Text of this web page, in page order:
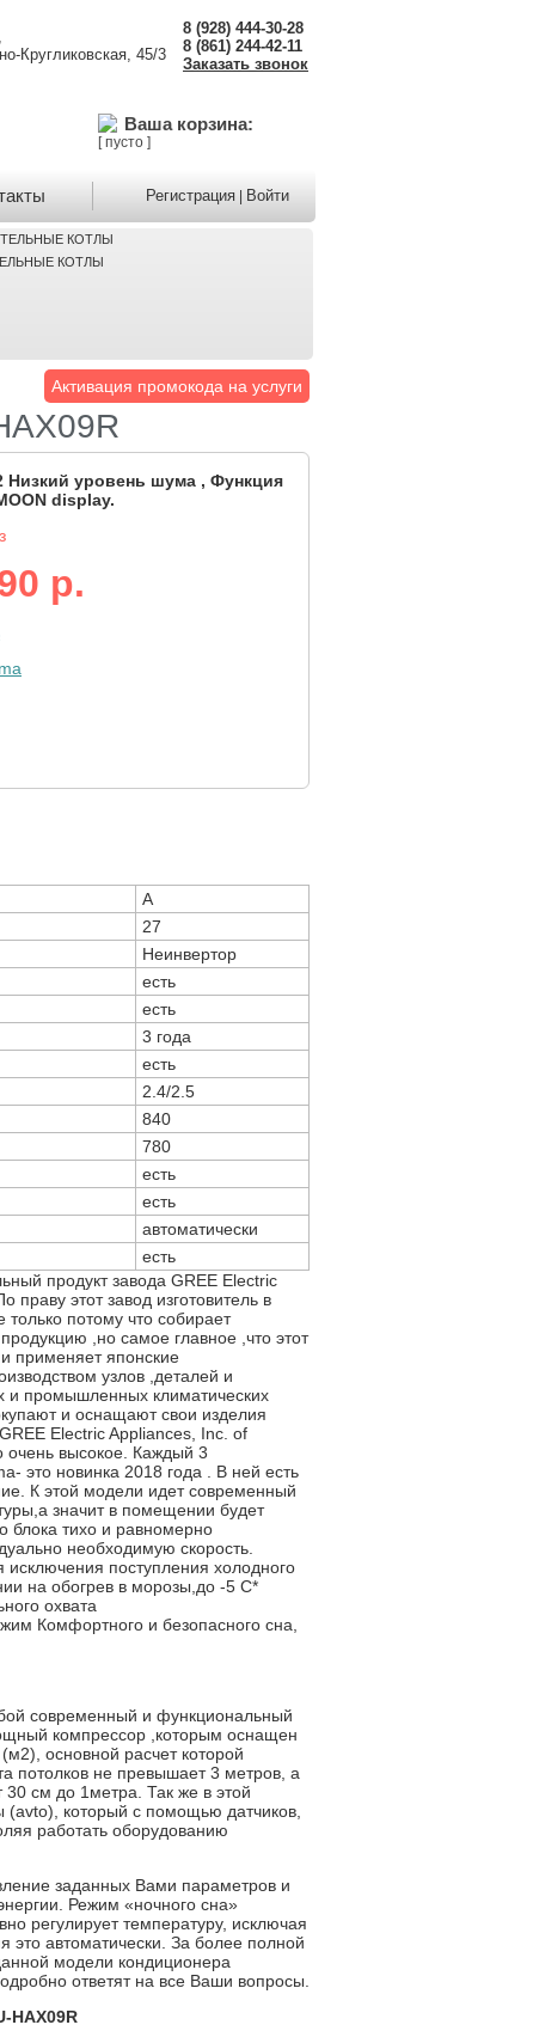
Кругликовская, 45/3
8 (928) 444-30-28
8 (861) 244-42-11
Заказать звонок
Ваша корзина:
[ пусто ]
Регистрация Войти
КОТЛЫ
Активация промокода на услуги
Низкий уровень шума , Функция
display.
р.
A
27
Неинвертор
есть
есть
3 года
есть
2.4/2.5
840
780
есть
есть
автоматически
есть
продукт завода GREE Electric
этот завод изготовитель в
потому что собирает
,но самое главное ,что этот
применяет японские
узлов ,деталей и
и промышленных климатических
и оснащают свои изделия
Electric Appliances, Inc. of
очень высокое. Каждый 3
это новинка 2018 года . В ней есть
К этой модели идет современный
значит в помещении будет
блока тихо и равномерно
необходимую скорость.
исключения поступления холодного
на обогрев в морозы,до -5 С*
охвата
Комфортного и безопасного сна,
современный и функциональный
компрессор ,которым оснащен
основной расчет которой
потолков не превышает 3 метров, а
см до 1метра. Так же в этой
(avto), который с помощью датчиков,
работать оборудованию
заданных Вами параметров и
Режим «ночного сна»
регулирует температуру, исключая
это автоматически. За более полной
модели кондиционера
ответят на все Ваши вопросы.
HAX09R